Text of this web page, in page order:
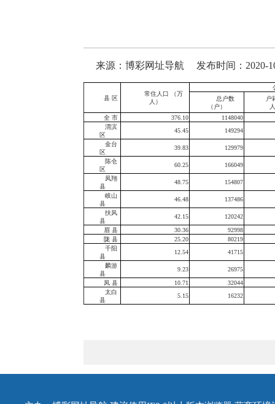
来源：博彩网址导航 发布时间：2020-
县 区
常住人口 （万
人）
总户数
（户）
户
人
全 市
376.10
1148040
渭滨
区
45.45
149294
金台
区
39.83
129979
陈仓
区
60.25
166049
凤翔
县
48.75
154807
岐山
县
46.48
137486
扶风
县
42.15
120242
眉 县
30.36
92998
陇 县
25.20
80219
千阳
县
12.54
41715
麟游
县
9.23
26975
凤 县
10.71
32044
太白
县
5.15 16232